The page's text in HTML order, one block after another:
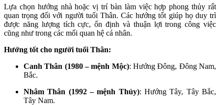
Lựa chọn hướng nhà hoặc vị trí bàn làm việc hợp phong thủy rất
quan trọng đối với người tuổi Thân. Các hướng tốt giúp họ duy trì
được năng lượng tích cực, ổn định và thuận lợi trong công việc
cũng như trong các mối quan hệ cá nhân.
Hướng tốt cho người tuổi Thân:
Canh Thân (1980 – mệnh Mộc): Hướng Đông, Đông Nam,
Bắc.
Nhâm Thân (1992 – mệnh Thủy): Hướng Tây, Tây Bắc,
Tây Nam.